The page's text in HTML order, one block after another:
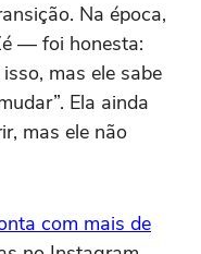
Na época,
— foi honesta:
mas ele sabe
Ela ainda
mas ele não
com mais de